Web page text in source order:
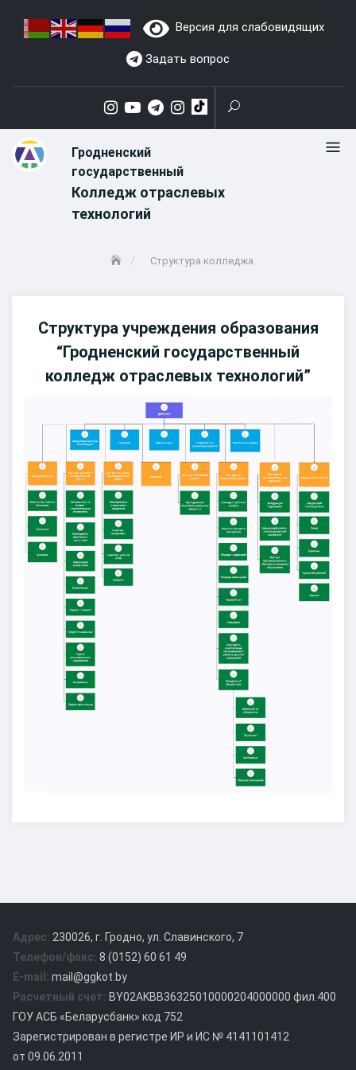
Версия для слабовидящих
Задать вопрос
Гродненский
государственный
Колледж отраслевых
технологий
Структура колледжа
Структура учреждения образования
“Гродненский государственный
колледж отраслевых технологий”
Адрес: 230026, г. Гродно, ул. Славинского, 7
Телефон/факс: 8 (0152) 60 61 49
E-mail: mail@ggkot.by
Расчетный счет: BY02AKBB36325010000204000000 фил.400
ГОУ АСБ «Беларусбанк» код 752
Зарегистрирован в регистре ИР и ИС № 4141101412
от 09.06.2011